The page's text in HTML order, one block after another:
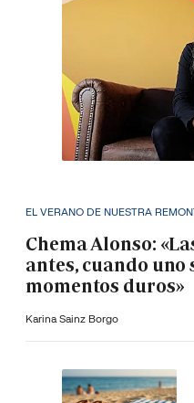
EL VERANO DE NUESTRA
Chema Alonso:
antes, cuando
momentos duros»
Karina Sainz Borgo